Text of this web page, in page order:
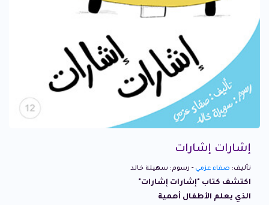
إشارات إشارات
تأليف: صفاء عزمي - رسوم: سهيلة خالد
اكتشف كتاب "إشارات إشارات"
الذي يعلم الأطفال أهمية